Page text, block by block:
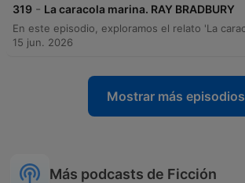
319 - La caracola marina. RAY BRADBURY
15 jun. 2026
Mostrar más episodios
Más podcasts de Ficción